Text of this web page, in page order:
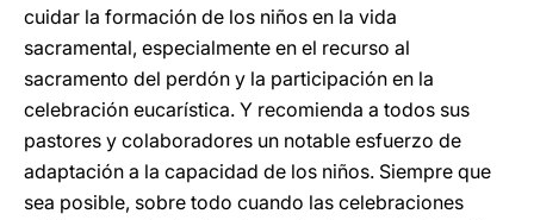
cuidar la formación de los niños en la vida
sacramental, especialmente en el recurso al
sacramento del perdón y la participación en la
celebración eucarística. Y recomienda a todos sus
pastores y colaboradores un notable esfuerzo de
adaptación a la capacidad de los niños. Siempre que
sea posible, sobre todo cuando las celebraciones